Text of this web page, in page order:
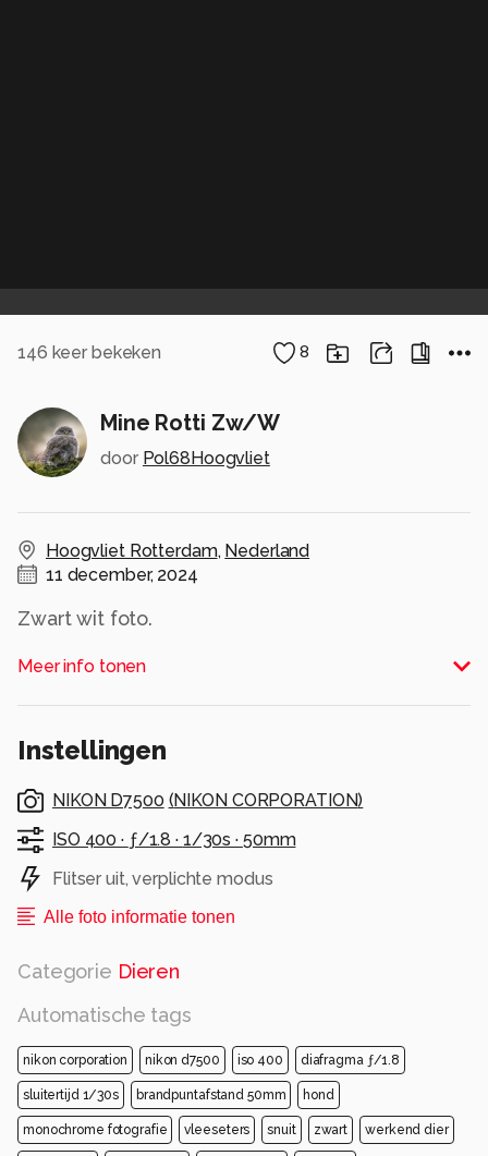
146 keer bekeken 8
Mine Rotti Zw/W
door Pol68Hoogvliet
Hoogvliet Rotterdam, Nederland
11 december, 2024
Zwart wit foto.
Meer info tonen
Instellingen
NIKON D7500 (NIKON CORPORATION)
ISO 400 · ƒ/1.8 · 1/30s · 50mm
Flitser uit, verplichte modus
Alle foto informatie tonen
Categorie Dieren
Automatische tags
nikon corporation nikon d7500 iso 400 diafragma ƒ/1.8
sluitertijd 1/30s brandpuntafstand 50mm hond
monochrome fotografie vleeseters snuit zwart werkend dier